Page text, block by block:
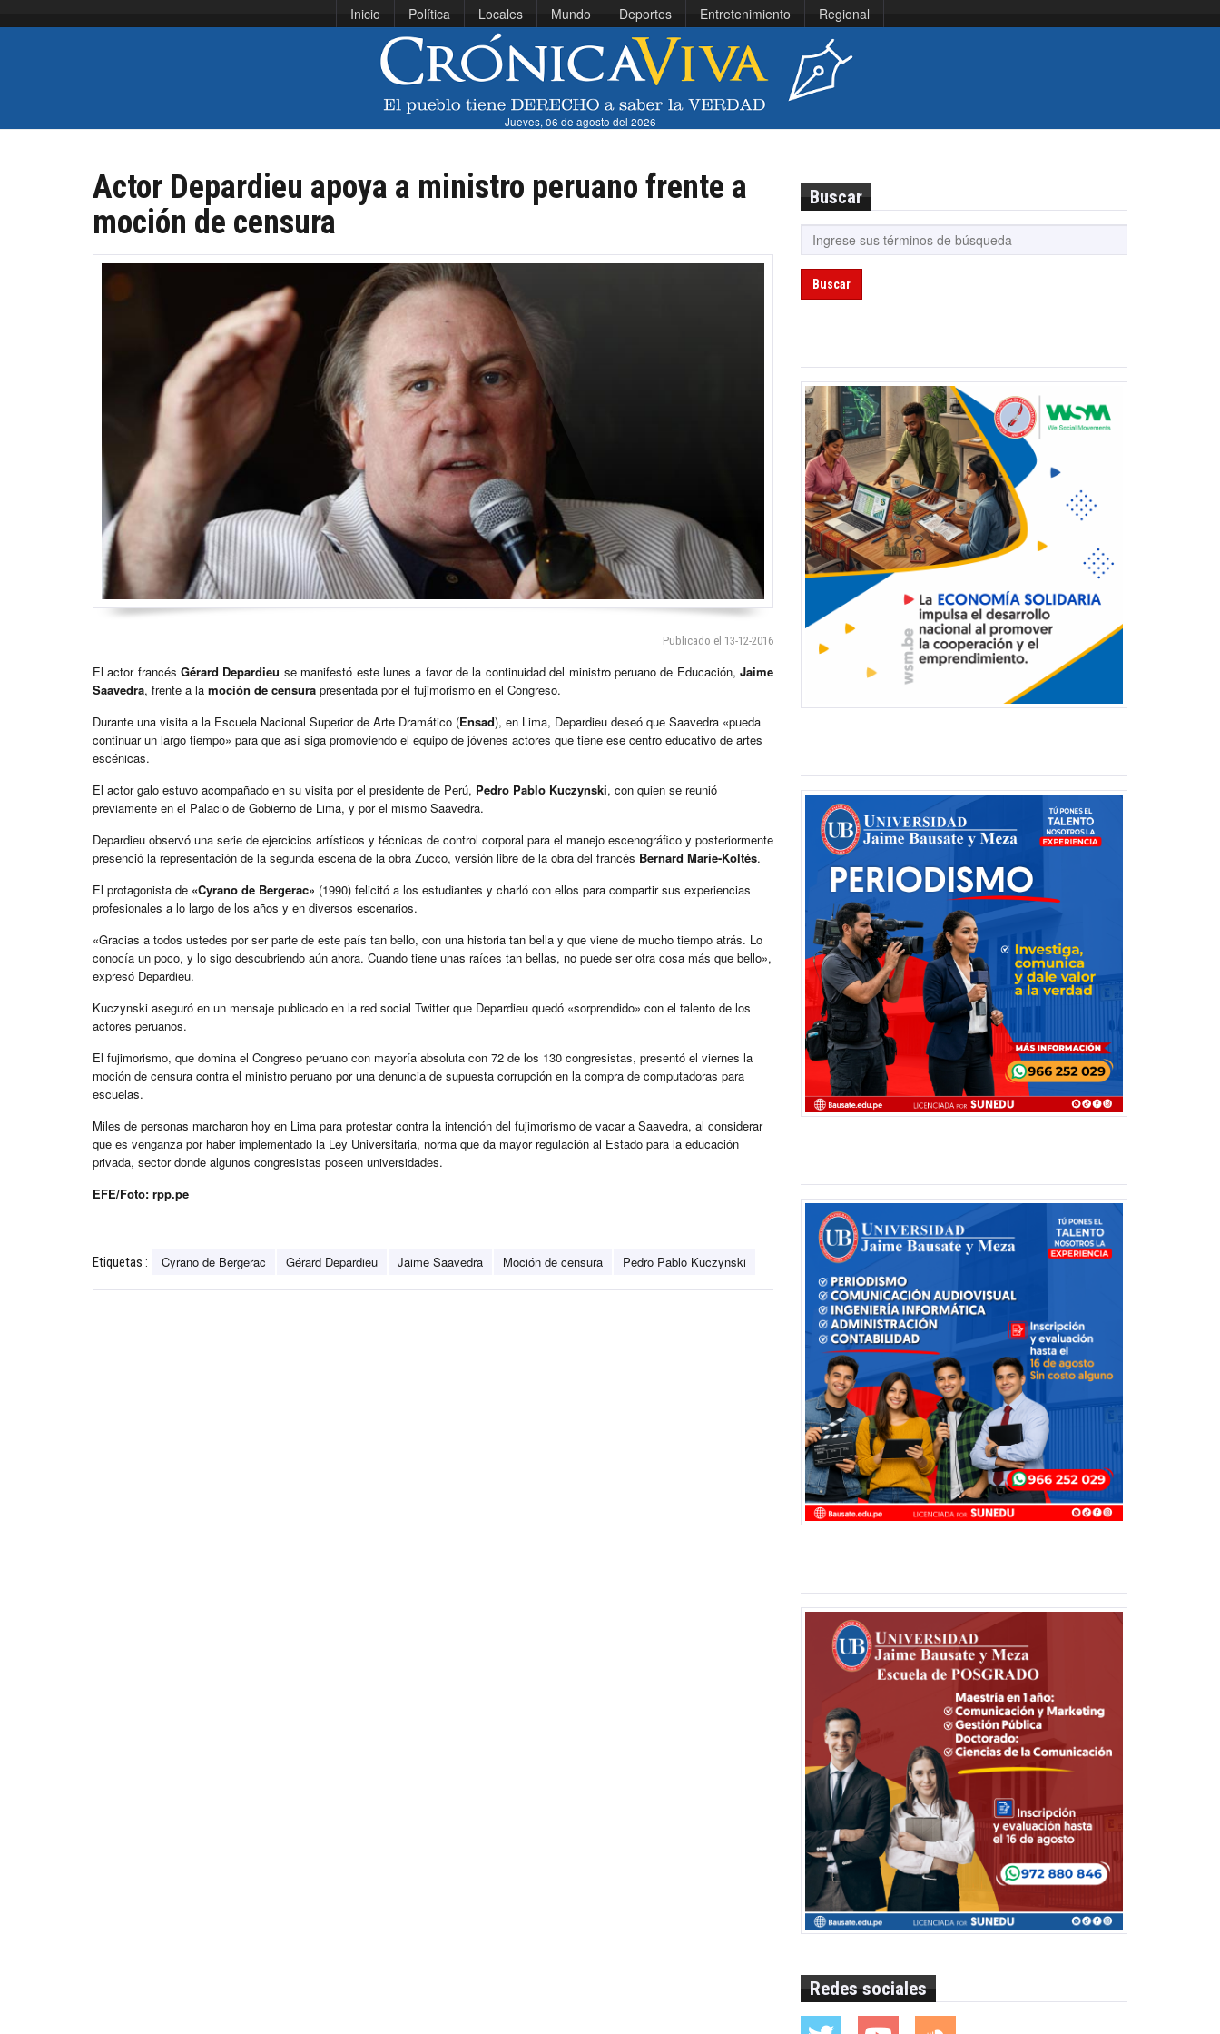
Inicio Política Locales Mundo Deportes Entretenimiento Regional
Jueves, 06 de agosto del 2026
Actor Depardieu apoya a ministro peruano frente a
moción de censura
Publicado el 13-12-2016
El actor francésGérard Depardieu se manifestó este lunes a favor de la continuidad del ministro peruano de Educación, Jaime
Saavedra, frente a la moción de censura presentada por el fujimorismo en el Congreso.
Durante una visita a la Escuela Nacional Superior de Arte Dramático (Ensad), en Lima, Depardieu deseó que Saavedra «pueda
continuar un largo tiempo» para que así siga promoviendo el equipo de jóvenes actores que tiene ese centro educativo de artes
escénicas.
El actor galo estuvo acompañado en su visita por el presidente de Perú, Pedro Pablo Kuczynski, con quien se reunió
previamente en el Palacio de Gobierno de Lima, y por el mismo Saavedra.
Depardieu observó una serie de ejercicios artísticos y técnicas de control corporal para el manejo escenográfico y posteriormente
presenció la representación de la segunda escena de la obra Zucco, versión libre de la obra del francés Bernard Marie-Koltés.
El protagonista de «Cyrano de Bergerac» (1990) felicitó a los estudiantes y charló con ellos para compartir sus experiencias
profesionales a lo largo de los años y en diversos escenarios.
«Gracias a todos ustedes por ser parte de este país tan bello, con una historia tan bella y que viene de mucho tiempo atrás. Lo
conocía un poco, y lo sigo descubriendo aún ahora. Cuando tiene unas raíces tan bellas, no puede ser otra cosa más que bello»,
expresó Depardieu.
Kuczynski aseguró en un mensaje publicado en la red social Twitter que Depardieu quedó «sorprendido» con el talento de los
actores peruanos.
El fujimorismo, que domina el Congreso peruano con mayoría absoluta con 72 de los 130 congresistas, presentó el viernes la
moción de censura contra el ministro peruano por una denuncia de supuesta corrupción en la compra de computadoras para
escuelas.
Miles de personas marcharon hoy en Lima para protestar contra la intención del fujimorismo de vacar a Saavedra, al considerar
que es venganza por haber implementado la Ley Universitaria, norma que da mayor regulación al Estado para la educación
privada, sector donde algunos congresistas poseen universidades.
EFE/Foto: rpp.pe
Etiquetas : Cyrano de Bergerac Gérard Depardieu Jaime Saavedra Moción de censura Pedro Pablo Kuczynski
Buscar
Buscar
Redes sociales